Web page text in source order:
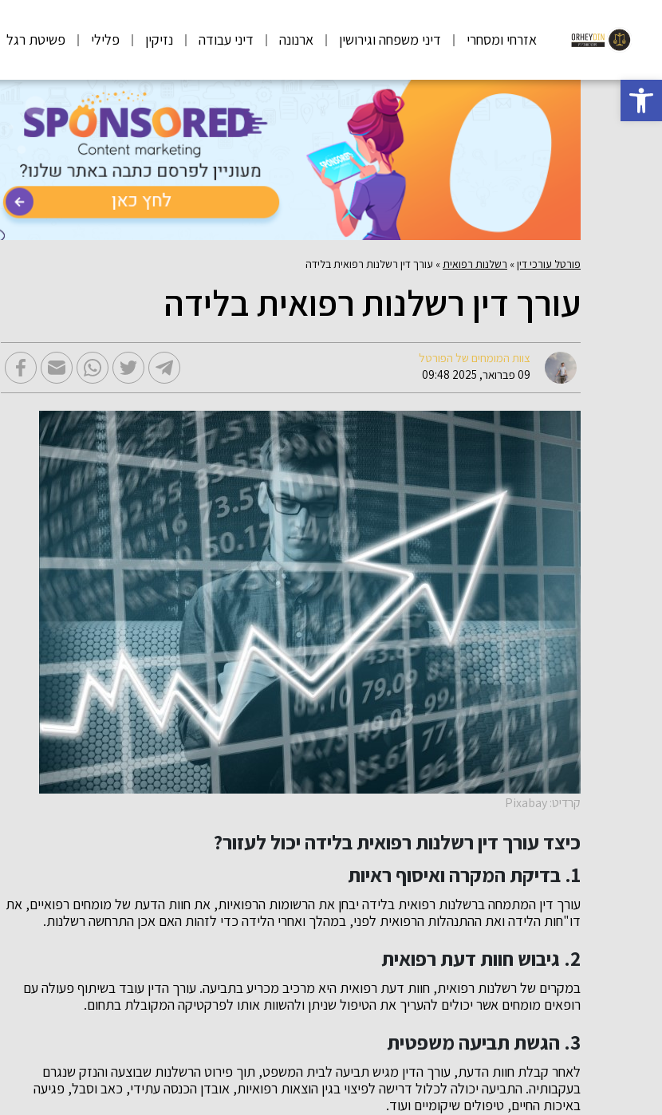
פתח סרגל נגישות
אזרחי ומסחרי דיני משפחה וגירושין ארנונה דיני עבודה נזיקין פלילי פשיטת רגל
פורטל עורכי דין» רשלנות רפואית » עורך דין רשלנות רפואית בלידה
עורך דין רשלנות רפואית בלידה
צוות המומחים של הפורטל
09 פברואר, 2025 09:48
קרדיט: Pixabay
כיצד עורך דין רשלנות רפואית בלידה יכול לעזור?
1. בדיקת המקרה ואיסוף ראיות
עורך דין המתמחה ברשלנות רפואית בלידה יבחן את הרשומות הרפואיות, את חוות הדעת של מומחים רפואיים, את
דו"חות הלידה ואת ההתנהלות הרפואית לפני, במהלך ואחרי הלידה כדי לזהות האם אכן התרחשה רשלנות.
2. גיבוש חוות דעת רפואית
במקרים של רשלנות רפואית, חוות דעת רפואית היא מרכיב מכריע בתביעה. עורך הדין עובד בשיתוף פעולה עם
רופאים מומחים אשר יכולים להעריך את הטיפול שניתן ולהשוות אותו לפרקטיקה המקובלת בתחום.
3. הגשת תביעה משפטית
לאחר קבלת חוות הדעת, עורך הדין מגיש תביעה לבית המשפט, תוך פירוט הרשלנות שבוצעה והנזק שנגרם
בעקבותיה. התביעה יכולה לכלול דרישה לפיצוי בגין הוצאות רפואיות, אובדן הכנסה עתידי, כאב וסבל, פגיעה
באיכות החיים, טיפולים שיקומיים ועוד.